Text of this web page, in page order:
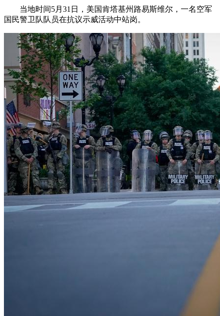
当地时间5月31日，美国肯塔基州路易斯维尔，一名空军
国民警卫队队员在抗议示威活动中站岗。